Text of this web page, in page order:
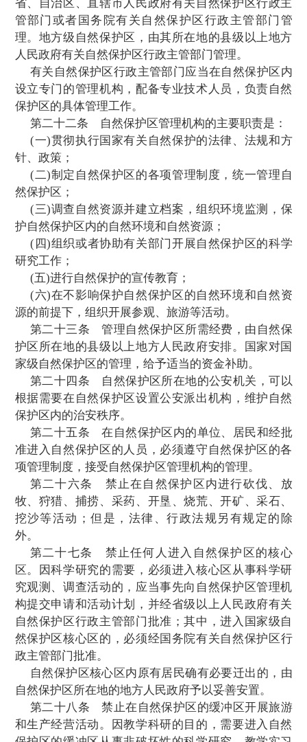
门应当组织编制自然保护区的建设规划，
程
序纳入国家的、地方的或者部门的投资
织实施。
第十八条自然保护区可以分为核心区
实验区。
自然保护区内保存完好的天然状态的生
珍稀、濒危动植物的集中分布地，应当划
禁止任何单位和个人
的规定经批准外，也不允许进入从事科学研
核心区外围可以划定一定面积的缓冲区
从事科学研究观测活动。
缓冲区外围划为实验区，可以进入从事
教学实习、参观考察、旅游以及驯化、繁
危野生动植物等活动。
原批准建立自然保护区的人民政府认为
以在自然保护区的外围划定一定面积的
带。
第三章 自然保护区的管理
第十九条全国自然保护区管理的技
准，由国务院环境保护行政主管部门组织
自然保护区行政主管部门制定。
国务院有关自然保护区行政主管部门可
分工，制定有关类型自然保护区管理的技
国务院环境保护行政主管部门备案。
第二十条县级以上人民政府环境保护
门有权对本行政区域内各类自然保护区的
督检查；县级以上人民政府有关自然保护
部门有权对其主管的自然保护区的管理进
查。被检查的单位应当如实反映情况
料。检查者应当为被检查的单位保守技术
秘密。
第二十一条国家级自然保护区，由